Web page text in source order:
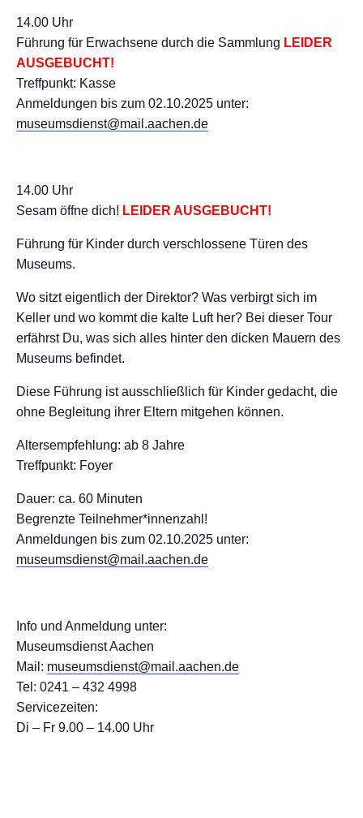
14.00 Uhr
Führung für Erwachsene durch die Sammlung LEIDER
AUSGEBUCHT!
Treffpunkt: Kasse
Anmeldungen bis zum 02.10.2025 unter:
museumsdienst@mail.aachen.de
14.00 Uhr
Sesam öffne dich! LEIDER AUSGEBUCHT!
Führung für Kinder durch verschlossene Türen des
Museums.
Wo sitzt eigentlich der Direktor? Was verbirgt sich im
Keller und wo kommt die kalte Luft her? Bei dieser Tour
erfährst Du, was sich alles hinter den dicken Mauern des
Museums befindet.
Diese Führung ist ausschließlich für Kinder gedacht, die
ohne Begleitung ihrer Eltern mitgehen können.
Altersempfehlung: ab 8 Jahre
Treffpunkt: Foyer
Dauer: ca. 60 Minuten
Begrenzte Teilnehmer*innenzahl!
Anmeldungen bis zum 02.10.2025 unter:
museumsdienst@mail.aachen.de
Info und Anmeldung unter:
Museumsdienst Aachen
Mail: museumsdienst@mail.aachen.de
Tel: 0241 – 432 4998
Servicezeiten:
Di – Fr 9.00 – 14.00 Uhr